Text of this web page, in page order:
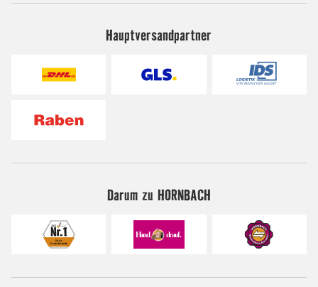
Hauptversandpartner
Darum zu HORNBACH